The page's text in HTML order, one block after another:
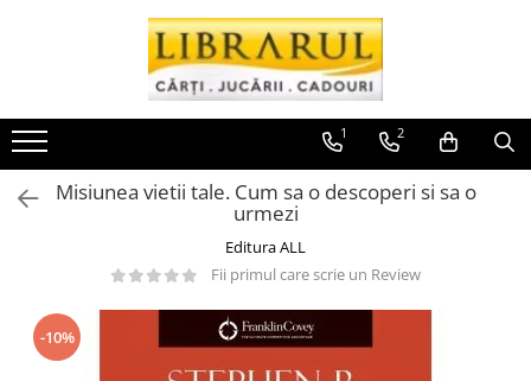
Toate Produsele
CARTI
Arta, arhitectura si fotografie
Arhitectura
Pictura si desen
Biografii si memorii
Biografii
1 2
Misiunea vietii tale. Cum sa o descoperi si sa o
urmezi
Editura ALL
Fii primul care scrie un Review
-10%